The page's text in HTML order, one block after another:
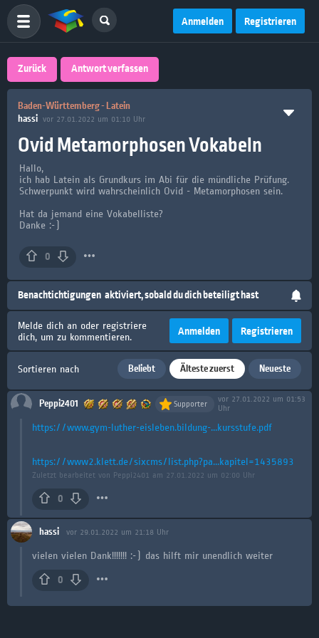
Anmelden Registrieren
Zurück Antwort verfassen
Baden-Württemberg - Latein
hassi vor 27.01.2022 um 01:10 Uhr
Ovid Metamorphosen Vokabeln
Hallo,
ich hab Latein als Grundkurs im Abi für die mündliche Prüfung.
Schwerpunkt wird wahrscheinlich Ovid - Metamorphosen sein.
Hat da jemand eine Vokabelliste?
Danke :-)
0
Benachtichtigungen aktiviert, sobald du dich beteiligt hast
Melde dich an oder registriere
dich, um zu kommentieren.
Anmelden Registrieren
Sortieren nach Beliebt Älteste zuerst Neueste
Peppi2401 Supporter
vor 27.01.2022 um 01:53
Uhr
https://www.gym-luther-eisleben.bildung-...kursstufe.pdf
https://www2.klett.de/sixcms/list.php?pa...kapitel=1435893
Zuletzt bearbeitet von Peppi2401 am 27.01.2022 um 02:00 Uhr
0
hassi vor 29.01.2022 um 21:18 Uhr
vielen vielen Dank!!!!!!! :-) das hilft mir unendlich weiter
0